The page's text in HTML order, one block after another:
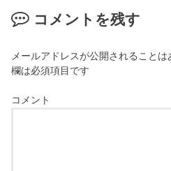
コメントを残す
メールアドレスが公開されることは
欄は必須項目です
コメント